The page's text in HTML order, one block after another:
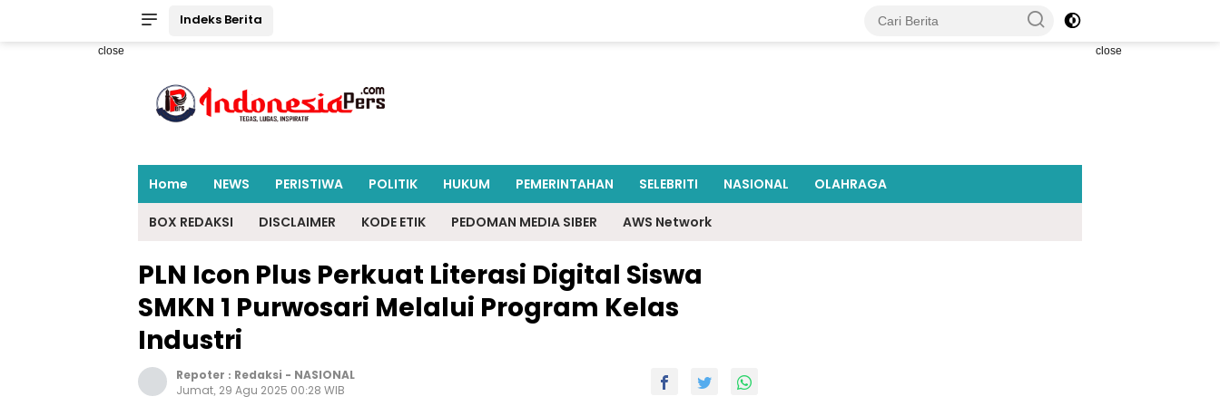
Indeks Berita
close close
Home NEWS PERISTIWA POLITIK HUKUM PEMERINTAHAN SELEBRITI NASIONAL OLAHRAGA
BOX REDAKSI DISCLAIMER KODE ETIK PEDOMAN MEDIA SIBER AWS Network
PLN Icon Plus Perkuat Literasi Digital Siswa
SMKN 1 Purwosari Melalui Program Kelas
Industri
Repoter : Redaksi - NASIONAL
Jumat, 29 Agu 2025 00:28 WIB